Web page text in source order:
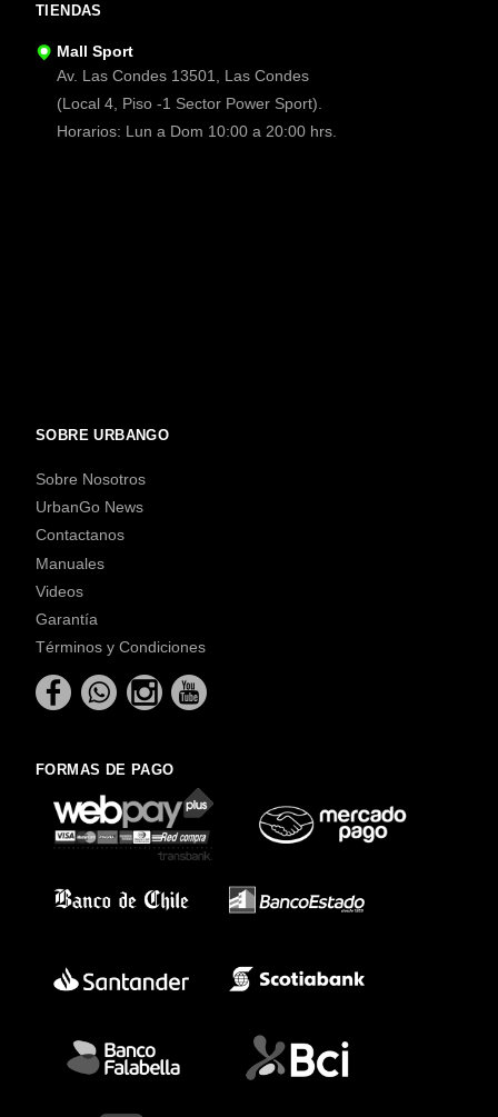
TIENDAS
Mall Sport
Av. Las Condes 13501, Las Condes
(Local 4, Piso -1 Sector Power Sport).
Horarios: Lun a Dom 10:00 a 20:00 hrs.
SOBRE URBANGO
Sobre Nosotros
UrbanGo News
Contactanos
Manuales
Videos
Garantía
Términos y Condiciones
FORMAS DE PAGO